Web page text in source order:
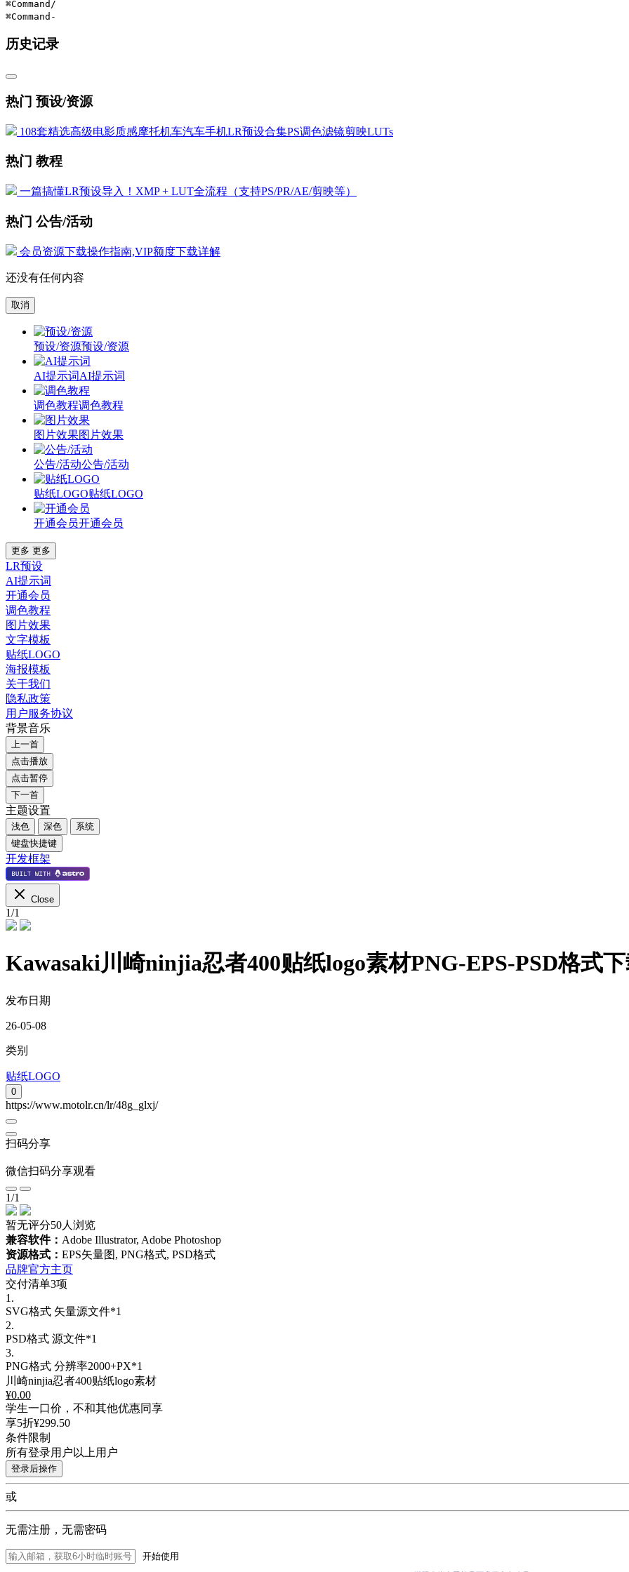
⌘Command /
⌘Command -
历史记录
热门 预设/资源
108套精选高级电影质感摩托机车汽车手机LR预设合集PS调色滤镜剪映LUTs
热门 教程
一篇搞懂LR预设导入！XMP + LUT全流程（支持PS/PR/AE/剪映等）
热门 公告/活动
会员资源下载操作指南,VIP额度下载详解
还没有任何内容
取消
预设/资源预设/资源
AI提示词AI提示词
调色教程调色教程
图片效果图片效果
公告/活动公告/活动
贴纸LOGO贴纸LOGO
开通会员开通会员
更多 更多
LR预设
AI提示词
开通会员
调色教程
图片效果
文字模板
贴纸LOGO
海报模板
关于我们
隐私政策
用户服务协议
背景音乐
上一首
点击播放
点击暂停
下一首
主题设置
浅色 深色
系统
键盘快捷键
开发框架
Close
1/1
Kawasaki川崎ninjia忍者400贴纸logo素材PNG-EPS-PSD格式
发布日期
26-05-08
类别
贴纸LOGO
0
https://www.motolr.cn/lr/48g_glxj/
扫码分享
微信扫码分享观看
1/1
暂无评分50人浏览
兼容软件： Adobe Illustrator, Adobe Photoshop
资源格式： EPS矢量图, PNG格式, PSD格式
品牌官方主页
交付清单3项
1.
SVG格式 矢量源文件*1
2.
PSD格式 源文件*1
3.
PNG格式 分辨率2000+PX*1
川崎ninjia忍者400贴纸logo素材
¥0.00
学生一口价，不和其他优惠同享
享5折¥299.50
条件限制
所有登录用户以上用户
登录后操作
或
无需注册，无需密码
开始使用